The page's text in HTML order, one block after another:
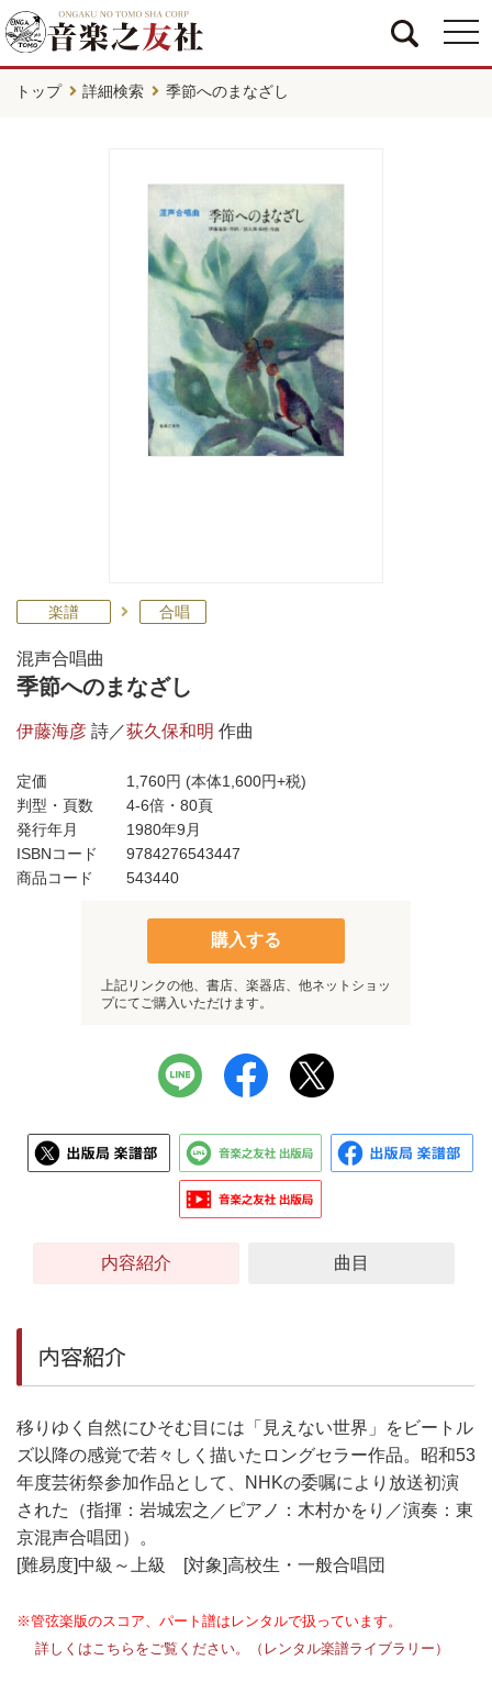
トップ 詳細検索 季節へのまなざし
楽譜 合唱
混声合唱曲
季節へのまなざし
伊藤海彦 詩／荻久保和明 作曲
定価 1,760円 (本体1,600円+税)
判型・頁数
4-6倍・80頁
発行年月
1980年9月
ISBNコード
9784276543447
商品コード
543440
購入する
上記リンクの他、書店、楽器店、他ネットショッ
プにてご購入いただけます。
内容紹介 曲目
内容紹介
移りゆく自然にひそむ目には「見えない世界」をビートル
ズ以降の感覚で若々しく描いたロングセラー作品。昭和53
年度芸術祭参加作品として、NHKの委嘱により放送初演
された（指揮：岩城宏之／ピアノ：木村かをり／演奏：東
京混声合唱団）。
[難易度]中級～上級 [対象]高校生・一般合唱団
※管弦楽版のスコア、パート譜はレンタルで扱っています。
詳しくはこちらをご覧ください。（レンタル楽譜ライブラリー）